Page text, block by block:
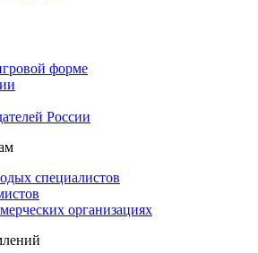
форме
России
специалистов
организациях